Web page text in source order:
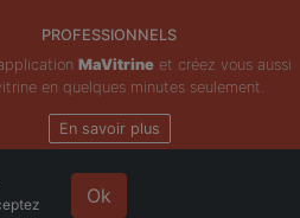
PROFESSIONNELS
MaVitrineet créez vous aussi
en quelques minutes seulement.
En savoir plus
Ok